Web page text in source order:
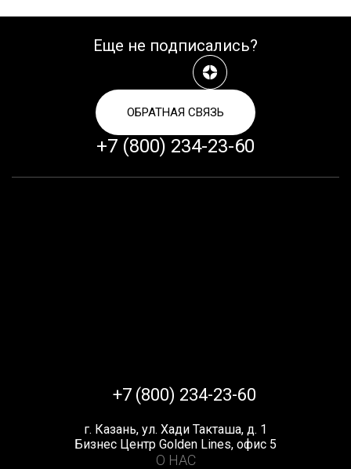
Еще не подписались?
ОБРАТНАЯ СВЯЗЬ
+7 (800) 234-23-60
+7 (800) 234-23-60
г. Казань, ул. Хади Такташа, д. 1
Бизнес Центр Golden Lines, офис 5
О НАС